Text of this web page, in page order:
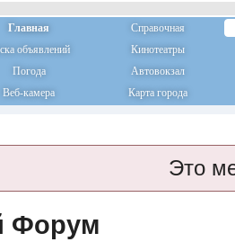
Главная
Справочная
объявлений
Кинотеатры
Погода
Автовокзал
Веб-камера
Карта города
Это
Форум